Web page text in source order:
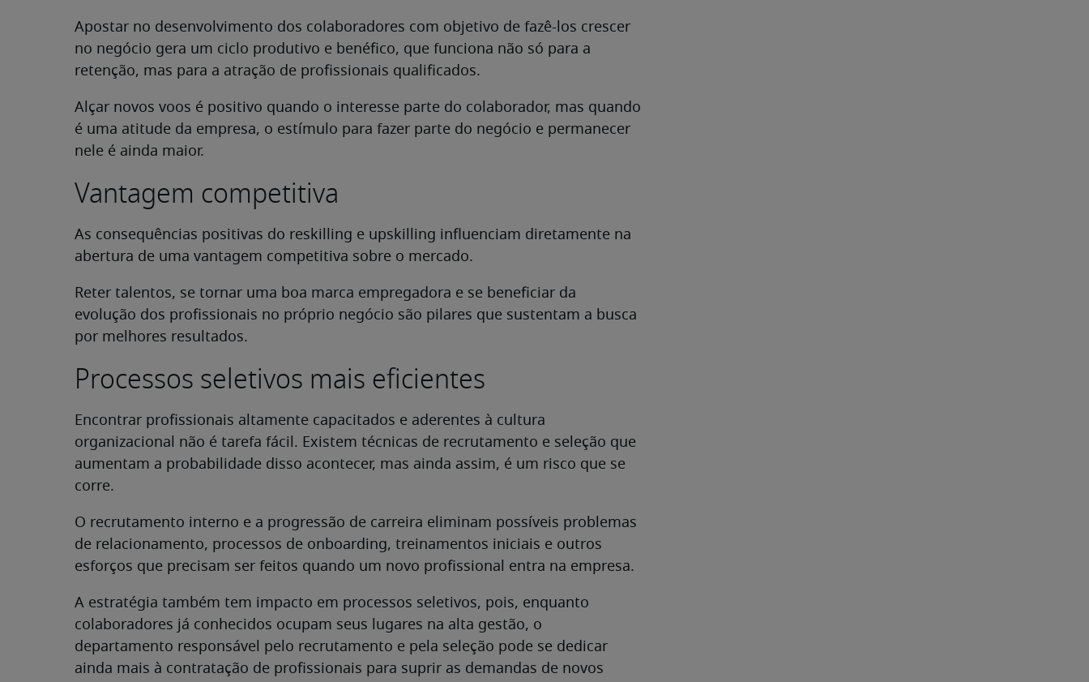
Apostar no desenvolvimento dos colaboradores com objetivo de fazê-los crescer
no negócio gera um ciclo produtivo e benéfico, que funciona não só para a
retenção, mas para a atração de profissionais qualificados.
Alçar novos voos é positivo quando o interesse parte do colaborador, mas quando
é uma atitude da empresa, o estímulo para fazer parte do negócio e permanecer
nele é ainda maior.
Vantagem competitiva
As consequências positivas do reskilling e upskilling influenciam diretamente na
abertura de uma vantagem competitiva sobre o mercado.
Reter talentos, se tornar uma boa marca empregadora e se beneficiar da
evolução dos profissionais no próprio negócio são pilares que sustentam a busca
por melhores resultados.
Processos seletivos mais eficientes
Encontrar profissionais altamente capacitados e aderentes à cultura
organizacional não é tarefa fácil. Existem técnicas de recrutamento e seleção que
aumentam a probabilidade disso acontecer, mas ainda assim, é um risco que se
corre.
O recrutamento interno e a progressão de carreira eliminam possíveis problemas
de relacionamento, processos de onboarding, treinamentos iniciais e outros
esforços que precisam ser feitos quando um novo profissional entra na empresa.
A estratégia também tem impacto em processos seletivos, pois, enquanto
colaboradores já conhecidos ocupam seus lugares na alta gestão, o
departamento responsável pelo recrutamento e pela seleção pode se dedicar
ainda mais à contratação de profissionais para suprir as demandas de novos